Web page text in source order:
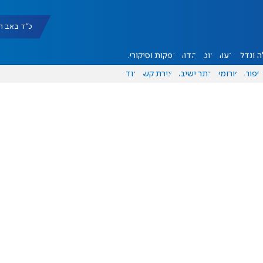
כ"ד באב תשפ"ו
ונדל"ן דעות אוכל יהדות הפקות וסיקורים
ספורט פורומים אתר ישיבה יצירת קשר עוד